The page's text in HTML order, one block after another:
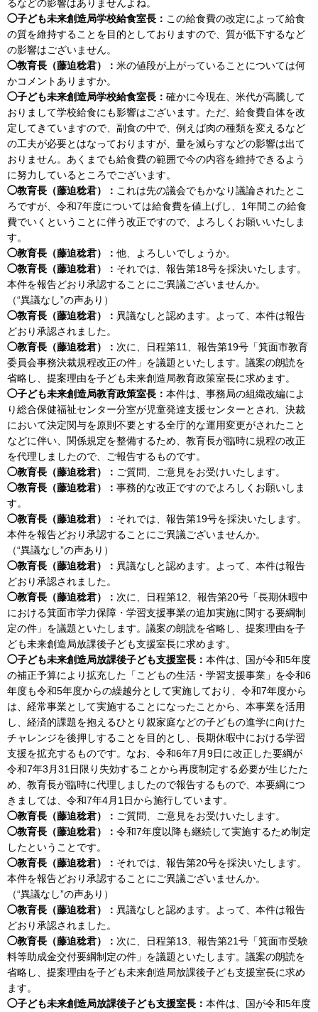
るなどの影響はありませんよね。
◯子ども未来創造局学校給食室長： この給食費の改定によって給食
の質を維持することを目的としておりますので、質が低下するなど
の影響はございません。
◯教育長（藤迫稔君）： 米の値段が上がっていることについては何
かコメントありますか。
◯子ども未来創造局学校給食室長： 確かに今現在、米代が高騰して
おりまして学校給食にも影響はございます。ただ、給食費自体を改
定してきていますので、副食の中で、例えば肉の種類を変えるなど
の工夫が必要とはなっておりますが、量を減らすなどの影響は出て
おりません。あくまでも給食費の範囲で今の内容を維持できるよう
に努力しているところでございます。
◯教育長（藤迫稔君）： これは先の議会でもかなり議論されたとこ
ろですが、令和7年度については給食費を値上げし、1年間この給食
費でいくということに伴う改正ですので、よろしくお願いいたしま
す。
◯教育長（藤迫稔君）： 他、よろしいでしょうか。
◯教育長（藤迫稔君）： それでは、報告第18号を採決いたします。
本件を報告どおり承認することにご異議ございませんか。
（“異議なし”の声あり）
◯教育長（藤迫稔君）： 異議なしと認めます。よって、本件は報告
どおり承認されました。
◯教育長（藤迫稔君）： 次に、日程第11、報告第19号「箕面市教育
委員会事務決裁規程改正の件」を議題といたします。議案の朗読を
省略し、提案理由を子ども未来創造局教育政策室長に求めます。
◯子ども未来創造局教育政策室長： 本件は、事務局の組織改編によ
り総合保健福祉センター分室が児童発達支援センターとされ、決裁
において決定関与を原則不要とする全庁的な運用変更がされたこと
などに伴い、関係規定を整備するため、教育長が臨時に規程の改正
を代理しましたので、ご報告するものです。
◯教育長（藤迫稔君）： ご質問、ご意見をお受けいたします。
◯教育長（藤迫稔君）： 事務的な改正ですのでよろしくお願いしま
す。
◯教育長（藤迫稔君）： それでは、報告第19号を採決いたします。
本件を報告どおり承認することにご異議ございませんか。
（“異議なし”の声あり）
◯教育長（藤迫稔君）： 異議なしと認めます。よって、本件は報告
どおり承認されました。
◯教育長（藤迫稔君）： 次に、日程第12、報告第20号「長期休暇中
における箕面市学力保障・学習支援事業の追加実施に関する要綱制
定の件」を議題といたします。議案の朗読を省略し、提案理由を子
ども未来創造局放課後子ども支援室長に求めます。
◯子ども未来創造局放課後子ども支援室長： 本件は、国が令和5年度
の補正予算により拡充した「こどもの生活・学習支援事業」を令和6
年度も令和5年度からの繰越分として実施しており、令和7年度から
は、経常事業として実施することになったことから、本事業を活用
し、経済的課題を抱えるひとり親家庭などの子どもの進学に向けた
チャレンジを後押しすることを目的とし、長期休暇中における学習
支援を拡充するものです。なお、令和6年7月9日に改正した要綱が
令和7年3月31日限り失効することから再度制定する必要が生じたた
め、教育長が臨時に代理しましたので報告するもので、本要綱につ
きましては、令和7年4月1日から施行しています。
◯教育長（藤迫稔君）： ご質問、ご意見をお受けいたします。
◯教育長（藤迫稔君）： 令和7年度以降も継続して実施するため制定
したということです。
◯教育長（藤迫稔君）： それでは、報告第20号を採決いたします。
本件を報告どおり承認することにご異議ございませんか。
（“異議なし”の声あり）
◯教育長（藤迫稔君）： 異議なしと認めます。よって、本件は報告
どおり承認されました。
◯教育長（藤迫稔君）： 次に、日程第13、報告第21号「箕面市受験
料等助成金交付要綱制定の件」を議題といたします。議案の朗読を
省略し、提案理由を子ども未来創造局放課後子ども支援室長に求め
ます。
◯子ども未来創造局放課後子ども支援室長： 本件は、国が令和5年度